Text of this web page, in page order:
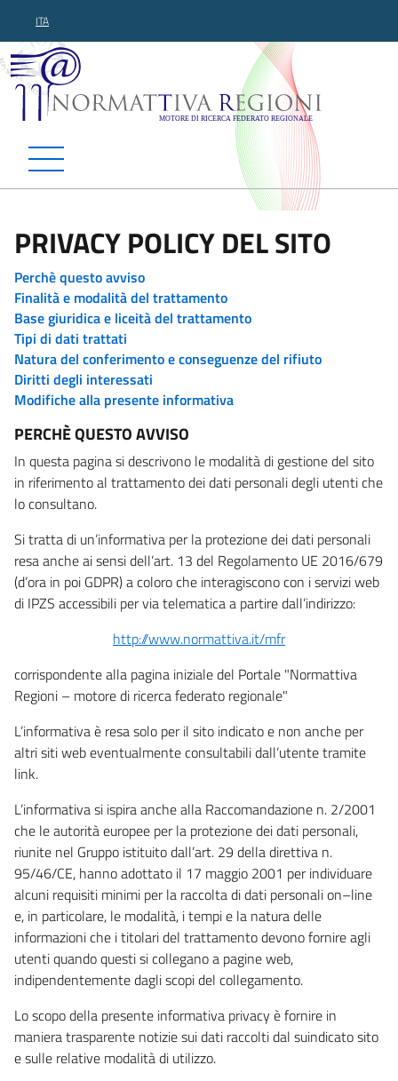
ITA
Normattiva Regioni -
PRIVACY POLICY DEL SITO
Perchè questo avviso
Finalità e modalità del trattamento
Base giuridica e liceità del trattamento
Tipi di dati trattati
Natura del conferimento e conseguenze del rifiuto
Diritti degli interessati
Modifiche alla presente informativa
PERCHÈ QUESTO AVVISO
In questa pagina si descrivono le modalità di gestione del sito
in riferimento al trattamento dei dati personali degli utenti che
lo consultano.
Si tratta di un’informativa per la protezione dei dati personali
resa anche ai sensi dell’art. 13 del Regolamento UE 2016/679
(d’ora in poi GDPR) a coloro che interagiscono con i servizi web
di IPZS accessibili per via telematica a partire dall’indirizzo:
http://www.normattiva.it/mfr
corrispondente alla pagina iniziale del Portale "Normattiva
Regioni – motore di ricerca federato regionale"
L’informativa è resa solo per il sito indicato e non anche per
altri siti web eventualmente consultabili dall’utente tramite
link.
L’informativa si ispira anche alla Raccomandazione n. 2/2001
che le autorità europee per la protezione dei dati personali,
riunite nel Gruppo istituito dall’art. 29 della direttiva n.
95/46/CE, hanno adottato il 17 maggio 2001 per individuare
alcuni requisiti minimi per la raccolta di dati personali on–line
e, in particolare, le modalità, i tempi e la natura delle
informazioni che i titolari del trattamento devono fornire agli
utenti quando questi si collegano a pagine web,
indipendentemente dagli scopi del collegamento.
Lo scopo della presente informativa privacy è fornire in
maniera trasparente notizie sui dati raccolti dal suindicato sito
e sulle relative modalità di utilizzo.